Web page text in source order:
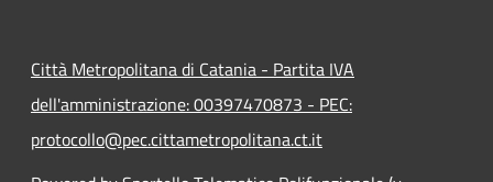
Città Metropolitana di Catania - Partita IVA
dell'amministrazione: 00397470873 - PEC:
protocollo@pec.cittametropolitana.ct.it